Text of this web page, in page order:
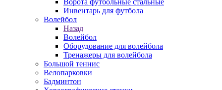
Ворота футбольные стальные
Инвентарь для футбола
Волейбол
Назад
Волейбол
Оборудование для волейбола
Тренажеры для волейбола
Большой теннис
Велопарковки
Бадминтон